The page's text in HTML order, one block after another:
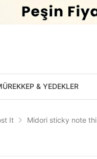
& YEDEKLER
It Midori sticky note